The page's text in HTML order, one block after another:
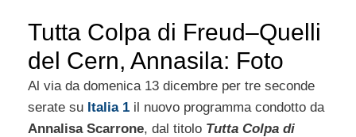
Tutta Colpa di Freud–Quelli
del Cern, Annasila: Foto
Al via da domenica 13 dicembre per tre seconde
serate su Italia 1 il nuovo programma condotto da
Annalisa Scarrone, dal titolo Tutta Colpa di